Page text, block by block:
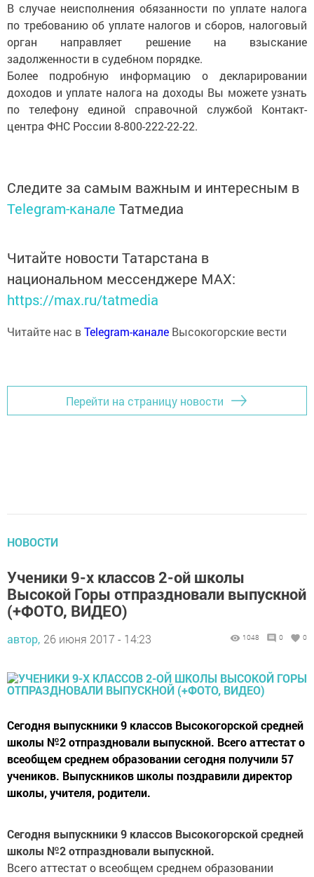
В случае неисполнения обязанности по уплате налога
по требованию об уплате налогов и сборов, налоговый
орган направляет решение на взыскание
задолженности в судебном порядке.
Более подробную информацию о декларировании
доходов и уплате налога на доходы Вы можете узнать
по телефону единой справочной службой Контакт-
центра ФНС России 8-800-222-22-22.
Следите за самым важным и интересным в
Telegram-канале Татмедиа
Читайте новости Татарстана в
национальном мессенджере MАХ:
https://max.ru/tatmedia
Читайте нас вTelegram-канале Высокогорские вести
Перейти на страницу новости
НОВОСТИ
Ученики 9-х классов 2-ой школы
Высокой Горы отпраздновали выпускной
(+ФОТО, ВИДЕО)
автор, 26 июня 2017 - 14:23 1048 0 0
Cегодня выпускники 9 классов Высокогорской средней
школы №2 отпраздновали выпускной. Всего аттестат о
всеобщем среднем образовании сегодня получили 57
учеников. Выпускников школы поздравили директор
школы, учителя, родители.
Cегодня выпускники 9 классов Высокогорской средней
школы №2 отпраздновали выпускной.
Всего аттестат о всеобщем среднем образовании